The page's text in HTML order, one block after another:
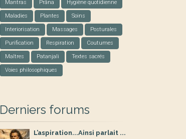
Mantras Prâna Hygiène quotidienne
Maladies Plantes Soins
Interiorisation Massages Posturales
Purification Respiration Coutumes
Maîtres Patanjali Textes sacrés
Voies philosophiques
Derniers forums
L’aspiration...Ainsi parlait ...